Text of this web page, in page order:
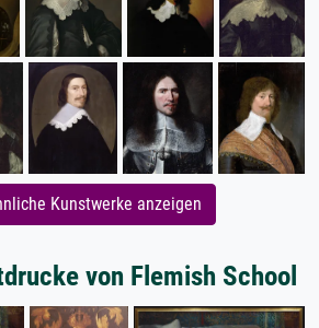
Kunstwerke anzeigen
von Flemish School